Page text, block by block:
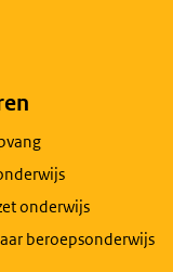
onderwijs
beroepsonderwijs